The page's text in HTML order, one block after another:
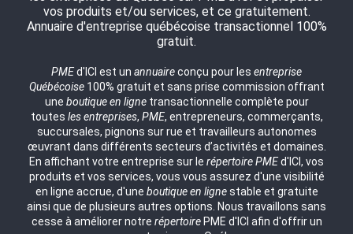
PMEd'ICI est un annuaireconçu pour les entreprise
Québécoise100% gratuit et sans prise commission offrant
une boutique en lignetransactionnelle complète pour
toutes les entreprises, PME, entrepreneurs, commerçants,
succursales, pignons sur rue et travailleurs autonomes
œuvrant dans différents secteurs d’activités et domaines.
En affichant votre entreprise sur le répertoirePMEd'ICI, vos
produits et vos services, vous vous assurez d'une visibilité
en ligne accrue, d'une boutique en lignestable et gratuite
ainsi que de plusieurs autres options. Nous travaillons sans
cesse à améliorer notre répertoirePME d'ICI afin d'offrir un